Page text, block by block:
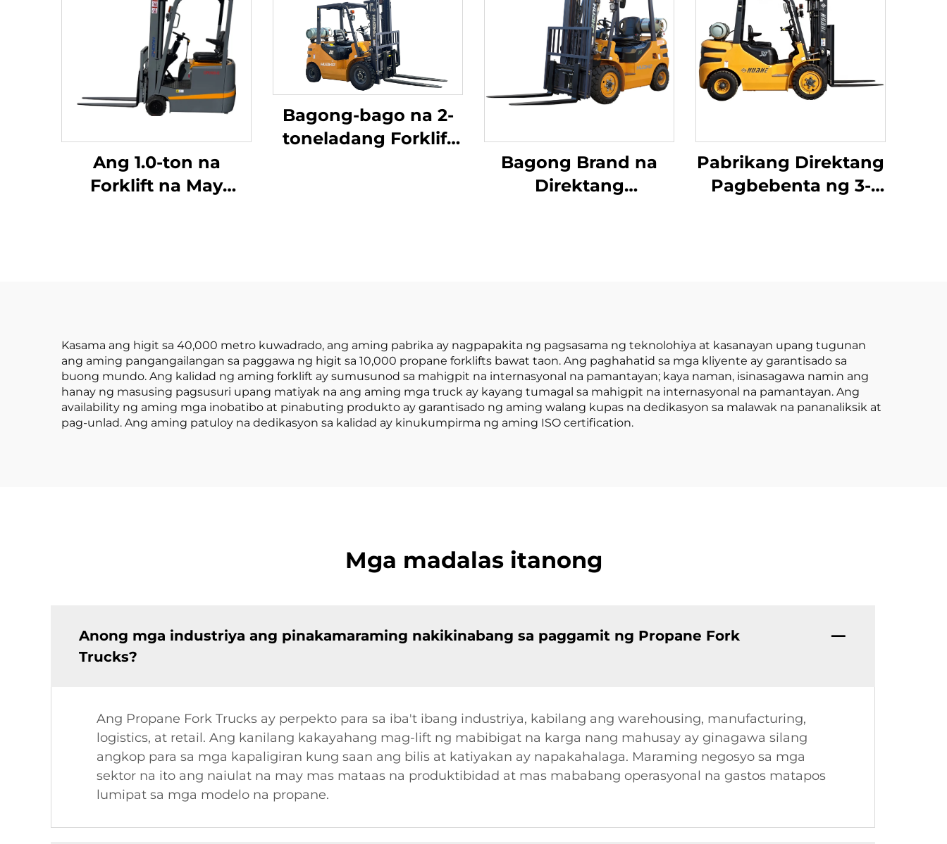
Ang 1.0-ton na
Forklift na May
Presyo
Bagong-bago na 2-
toneladang Forklift
Bagong Brand na
Direktang
Pabrikang Direktang
Pagbebenta ng 3-
Kasama ang higit sa 40,000 metro kuwadrado, ang aming pabrika ay nagpapakita ng pagsasama ng teknolohiya at kasanayan upang tugunan
ang aming pangangailangan sa paggawa ng higit sa 10,000 propane forklifts bawat taon. Ang paghahatid sa mga kliyente ay garantisado sa
buong mundo. Ang kalidad ng aming forklift ay sumusunod sa mahigpit na internasyonal na pamantayan; kaya naman, isinasagawa namin ang
hanay ng masusing pagsusuri upang matiyak na ang aming mga truck ay kayang tumagal sa mahigpit na internasyonal na pamantayan. Ang
availability ng aming mga inobatibo at pinabuting produkto ay garantisado ng aming walang kupas na dedikasyon sa malawak na pananaliksik at
pag-unlad. Ang aming patuloy na dedikasyon sa kalidad ay kinukumpirma ng aming ISO certification.
Mga madalas itanong
Anong mga industriya ang pinakamaraming nakikinabang sa paggamit ng Propane Fork
Trucks?
Ang Propane Fork Trucks ay perpekto para sa iba't ibang industriya, kabilang ang warehousing, manufacturing,
logistics, at retail. Ang kanilang kakayahang mag-lift ng mabibigat na karga nang mahusay ay ginagawa silang
angkop para sa mga kapaligiran kung saan ang bilis at katiyakan ay napakahalaga. Maraming negosyo sa mga
sektor na ito ang naiulat na may mas mataas na produktibidad at mas mababang operasyonal na gastos matapos
lumipat sa mga modelo na propane.